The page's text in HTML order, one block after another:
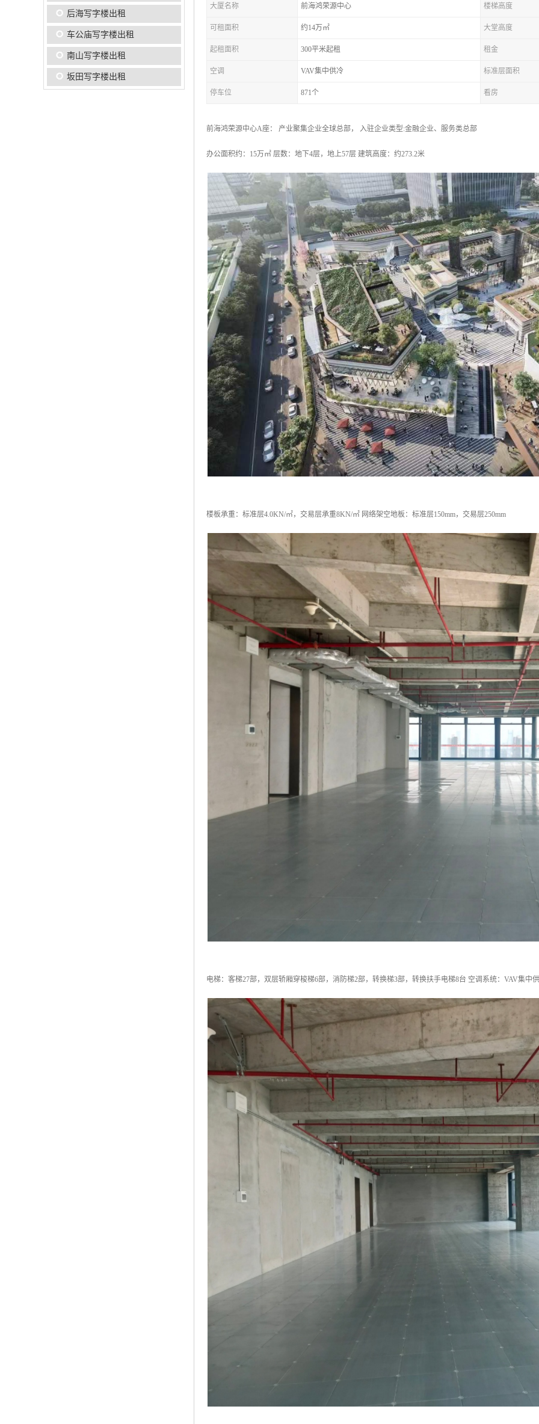
后海写字楼出租
车公庙写字楼出租
南山写字楼出租
坂田写字楼出租
大厦名称 前海鸿荣源中心 楼梯高度
可租面积 约14万㎡ 大堂高度
起租面积 300平米起租 租金
空调 VAV集中供冷 标准层面积
停车位 871个 看房
前海鸿荣源中心A座： 产业聚集企业全球总部， 入驻企业类型:金融企业、服务类总部
办公面积约：15万㎡ 层数：地下4层，地上57层 建筑高度：约273.2米
楼板承重：标准层4.0KN/㎡，交易层承重8KN/㎡ 网络架空地板：标准层150mm，交易层250mm
电梯：客梯27部，双层轿厢穿梭梯6部，消防梯2部，转换梯3部，转换扶手电梯8台 空调系统：VAV集中